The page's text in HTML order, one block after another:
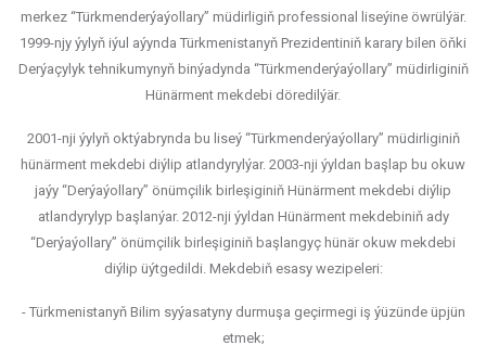
merkez “Türkmenderýaýollary” müdirligiň professional liseýine öwrülýär.
1999-njy ýylyň iýul aýynda Türkmenistanyň Prezidentiniň karary bilen öňki
Derýaçylyk tehnikumynyň binýadynda “Türkmenderýaýollary” müdirliginiň
Hünärment mekdebi döredilýär.
2001-nji ýylyň oktýabrynda bu liseý “Türkmenderýaýollary” müdirliginiň
hünärment mekdebi diýlip atlandyrylýar. 2003-nji ýyldan başlap bu okuw
jaýy “Derýaýollary” önümçilik birleşiginiň Hünärment mekdebi diýlip
atlandyrylyp başlanýar. 2012-nji ýyldan Hünärment mekdebiniň ady
“Derýaýollary” önümçilik birleşiginiň başlangyç hünär okuw mekdebi
diýlip üýtgedildi. Mekdebiň esasy wezipeleri:
- Türkmenistanyň Bilim syýasatyny durmuşa geçirmegi iş ýüzünde üpjün
etmek;